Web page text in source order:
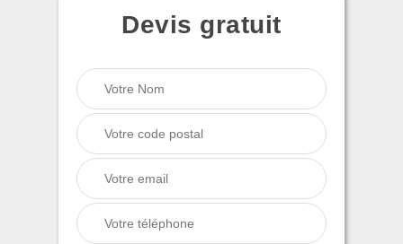
Devis gratuit